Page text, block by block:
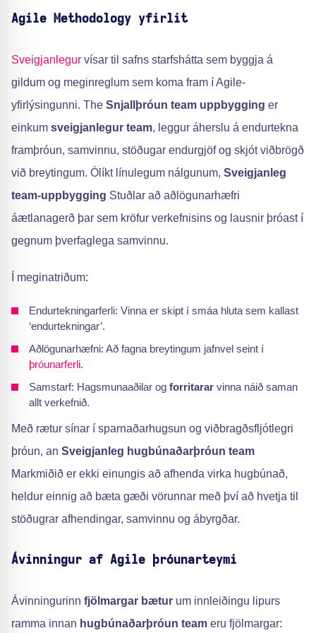
Agile Methodology yfirlit
Sveigjanlegur vísar til safns starfshátta sem byggja á
gildum og meginreglum sem koma fram í Agile-
yfirlýsingunni. The Snjallþróun team uppbygging er
einkum sveigjanlegur team, leggur áherslu á endurtekna
framþróun, samvinnu, stöðugar endurgjöf og skjót viðbrögð
við breytingum. Ólíkt línulegum nálgunum, Sveigjanleg
team-uppbygging Stuðlar að aðlögunarhæfri
áætlanagerð þar sem kröfur verkefnisins og lausnir þróast í
gegnum þverfaglega samvinnu.
Í meginatriðum:
Endurtekningarferli: Vinna er skipt í smáa hluta sem kallast
‘endurtekningar’.
Aðlögunarhæfni: Að fagna breytingum jafnvel seint í
þróunarferli.
Samstarf: Hagsmunaaðilar og forritarar vinna náið saman
allt verkefnið.
Með rætur sínar í sparnaðarhugsun og viðbragðsfljótlegri
þróun, an Sveigjanleg hugbúnaðarþróun team
Markmiðið er ekki einungis að afhenda virka hugbúnað,
heldur einnig að bæta gæði vörunnar með því að hvetja til
stöðugrar afhendingar, samvinnu og ábyrgðar.
Ávinningur af Agile þróunarteymi
Ávinningurinn fjölmargar bætur um innleiðingu lipurs
ramma innan hugbúnaðarþróun team eru fjölmargar: